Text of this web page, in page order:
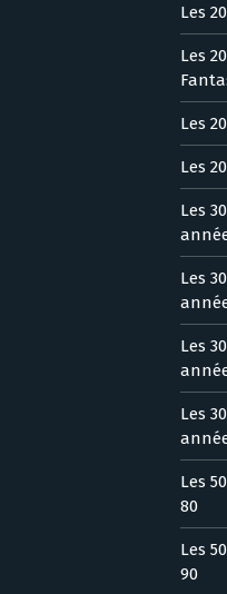
Les
Les
Les
Les
Les
Les
Les
Les
Les
80
Les
90